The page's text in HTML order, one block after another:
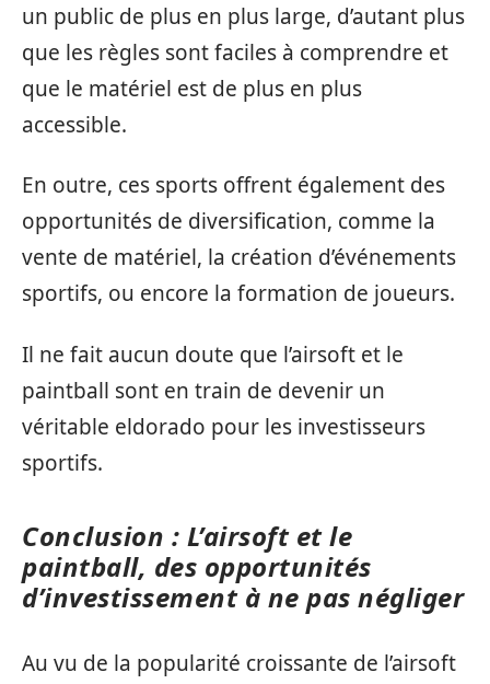
un public de plus en plus large, d’autant plus
que les règles sont faciles à comprendre et
que le matériel est de plus en plus
accessible.
En outre, ces sports offrent également des
opportunités de diversification, comme la
vente de matériel, la création d’événements
sportifs, ou encore la formation de joueurs.
Il ne fait aucun doute que l’airsoft et le
paintball sont en train de devenir un
véritable eldorado pour les investisseurs
sportifs.
Conclusion : L’airsoft et le
paintball, des opportunités
d’investissement à ne pas négliger
Au vu de la popularité croissante de l’airsoft